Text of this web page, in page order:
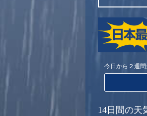
今日から２週
14日間の天